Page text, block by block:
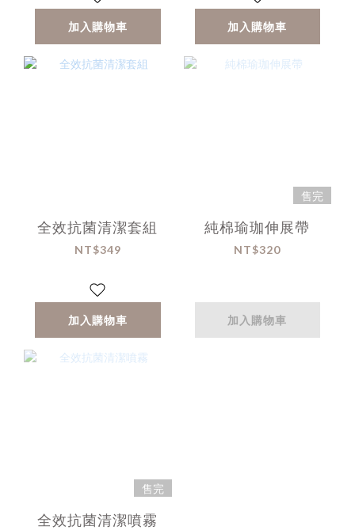
加入購物車 加入購物車
全效抗菌清潔套組
NT$349
加入購物車
售完
純棉瑜珈伸展帶
NT$320
加入購物車
售完
全效抗菌清潔噴霧